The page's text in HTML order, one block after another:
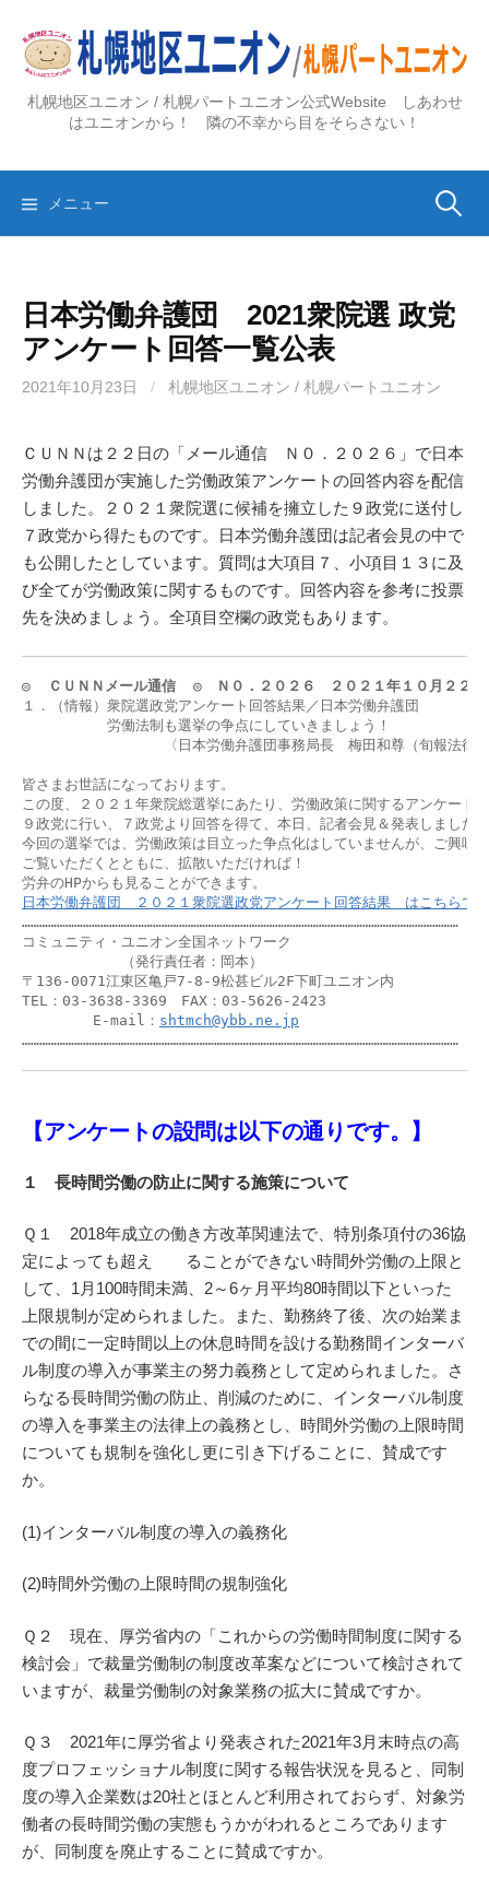
ス
札幌地区ユニオン / 札幌パートユニオン公式Website しあわせ
はユニオンから！ 隣の不幸から目をそらさない！
メニュー 検
日本労働弁護団 2021衆院選 政党
アンケート回答一覧公表
2021年10月23日 / 札幌地区ユニオン / 札幌パートユニオン
ＣＵＮＮは２２日の「メール通信 Ｎ０．２０２６」で日本
労働弁護団が実施した労働政策アンケートの回答内容を配信
しました。２０２１衆院選に候補を擁立した９政党に送付し
７政党から得たものです。日本労働弁護団は記者会見の中で
も公開したとしています。質問は大項目７、小項目１３に及
び全てが労働政策に関するものです。回答内容を参考に投票
先を決めましょう。全項目空欄の政党もあります。
◎  ＣＵＮＮメール通信  ◎　Ｎ０．２０２６　２０２１年１０月２２日
１．（情報）衆院選政党アンケート回答結果／日本労働弁護団
労働法制も選挙の争点にしていきましょう！
〈日本労働弁護団事務局長　梅田和尊（旬報法律事
皆さまお世話になっております。
この度、２０２１年衆院総選挙にあたり、労働政策に関するアンケート
９政党に行い、７政党より回答を得て、本日、記者会見＆発表しました。
今回の選挙では、労働政策は目立った争点化はしていませんが、ご興味
ご覧いただくとともに、拡散いただければ！
日本労働弁護団　２０２１衆院選政党アンケート回答結果　はこちらで
……………………………………………………………………………………………………………………………………
コミュニティ・ユニオン全国ネットワーク
（発行責任者：岡本）
〒136-0071江東区亀戸7-8-9松甚ビル2F下町ユニオン内
TEL：03-3638-3369　FAX：03-5626-2423
E-mail： shtmch@ybb.ne.jp
……………………………………………………………………………………………………………………………………
【アンケートの設問は以下の通りです。】
１ 長時間労働の防止に関する施策について
Ｑ１ 2018年成立の働き方改革関連法で、特別条項付の36協
定によっても超え ることができない時間外労働の上限と
して、1月100時間未満、2～6ヶ月平均80時間以下といった
上限規制が定められました。また、勤務終了後、次の始業ま
での間に一定時間以上の休息時間を設ける勤務間インターバ
ル制度の導入が事業主の努力義務として定められました。さ
らなる長時間労働の防止、削減のために、インターバル制度
の導入を事業主の法律上の義務とし、時間外労働の上限時間
についても規制を強化し更に引き下げることに、賛成です
か。
(1)インターバル制度の導入の義務化
(2)時間外労働の上限時間の規制強化
Ｑ２ 現在、厚労省内の「これからの労働時間制度に関する
検討会」で裁量労働制の制度改革案などについて検討されて
いますが、裁量労働制の対象業務の拡大に賛成ですか。
Ｑ３ 2021年に厚労省より発表された2021年3月末時点の高
度プロフェッショナル制度に関する報告状況を見ると、同制
度の導入企業数は20社とほとんど利用されておらず、対象労
働者の長時間労働の実態もうかがわれるところであります
が、同制度を廃止することに賛成ですか。